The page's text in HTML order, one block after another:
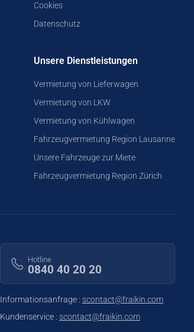
Cookies
Datenschutz
Unsere Dienstleistungen
Vermietung von Lieferwagen
Vermietung von LKW
Vermietung von Kühlwagen
Fahrzeugvermietung Region Lausanne
Unsere Fahrzeuge zur Miete
Fahrzeugvermietung Region Zürich
Hotline
0840 40 20 20
Informationsanfrage : scontact@fraikin.com
Kundenservice : scontact@fraikin.com